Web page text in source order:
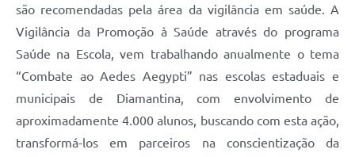
são recomendadas pela área da vigilância em saúde. A
Vigilância da Promoção à Saúde através do programa
Saúde na Escola, vem trabalhando anualmente o tema
“Combate ao Aedes Aegypti” nas escolas estaduais e
municipais de Diamantina, com envolvimento de
aproximadamente 4.000 alunos, buscando com esta ação,
transformá-los em parceiros na conscientização da